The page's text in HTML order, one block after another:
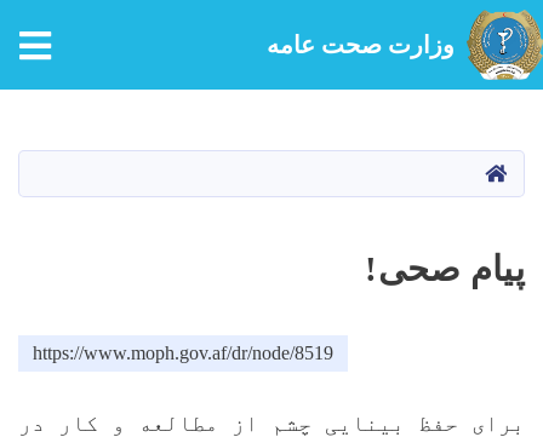
content
وزارت صحت عامه
HOME
پیام صحی!
https://www.moph.gov.af/dr/node/8519
برای حفظ بینایی چشم از مطالعه و کار در